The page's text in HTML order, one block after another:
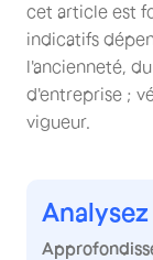
cet article est
indicatifs
l'ancienneté,
d'entreprise ;
vigueur.